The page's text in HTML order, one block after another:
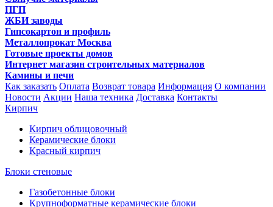
ПГП
ЖБИ заводы
Гипсокартон и профиль
Металлопрокат Москва
Готовые проекты домов
Интернет магазин строительных материалов
Камины и печи
Как заказать Оплата Возврат товара Информация О компании
Новости Акции Наша техника Доставка Контакты
Кирпич
Кирпич облицовочный
Керамические блоки
Красный кирпич
Блоки стеновые
Газобетонные блоки
Крупноформатные керамические блоки